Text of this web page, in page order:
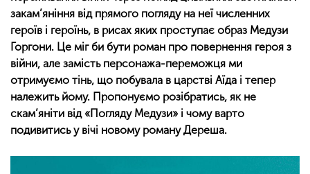
закам’яніння від прямого погляду на неї численних
героїв і героїнь, в рисах яких проступає образ Медузи
Горгони. Це міг би бути роман про повернення героя з
війни, але замість персонажа-переможця ми
отримуємо тінь, що побувала в царстві Аїда і тепер
належить йому. Пропонуємо розібратись, як не
скам’яніти від «Погляду Медузи» і чому варто
подивитись у вічі новому роману Дереша.